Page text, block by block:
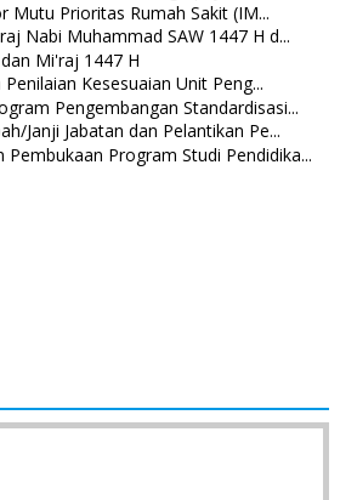
Mutu Prioritas Rumah Sakit (IM...
Nabi Muhammad SAW 1447 H d...
Mi'raj 1447 H
Kesesuaian Unit Peng...
Pengembangan Standardisasi...
Janji Jabatan dan Pelantikan Pe...
Pembukaan Program Studi Pendidika...